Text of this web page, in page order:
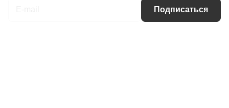
Подписаться